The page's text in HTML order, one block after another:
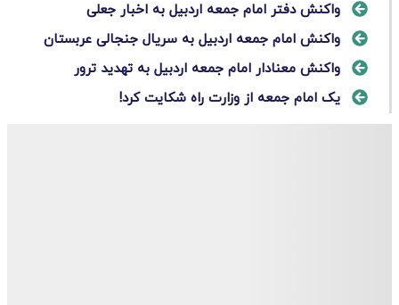
واکنش دفتر امام جمعه اردبیل به اخبار جعلی
واکنش امام جمعه اردبیل به سریال جنجالی عربستان
واکنش معنادار امام جمعه اردبیل به تهدید ترور
یک امام جمعه از وزارت راه شکایت کرد!